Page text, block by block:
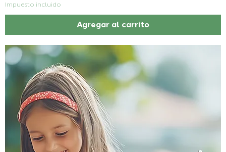
Impuesto incluido
Agregar al carrito